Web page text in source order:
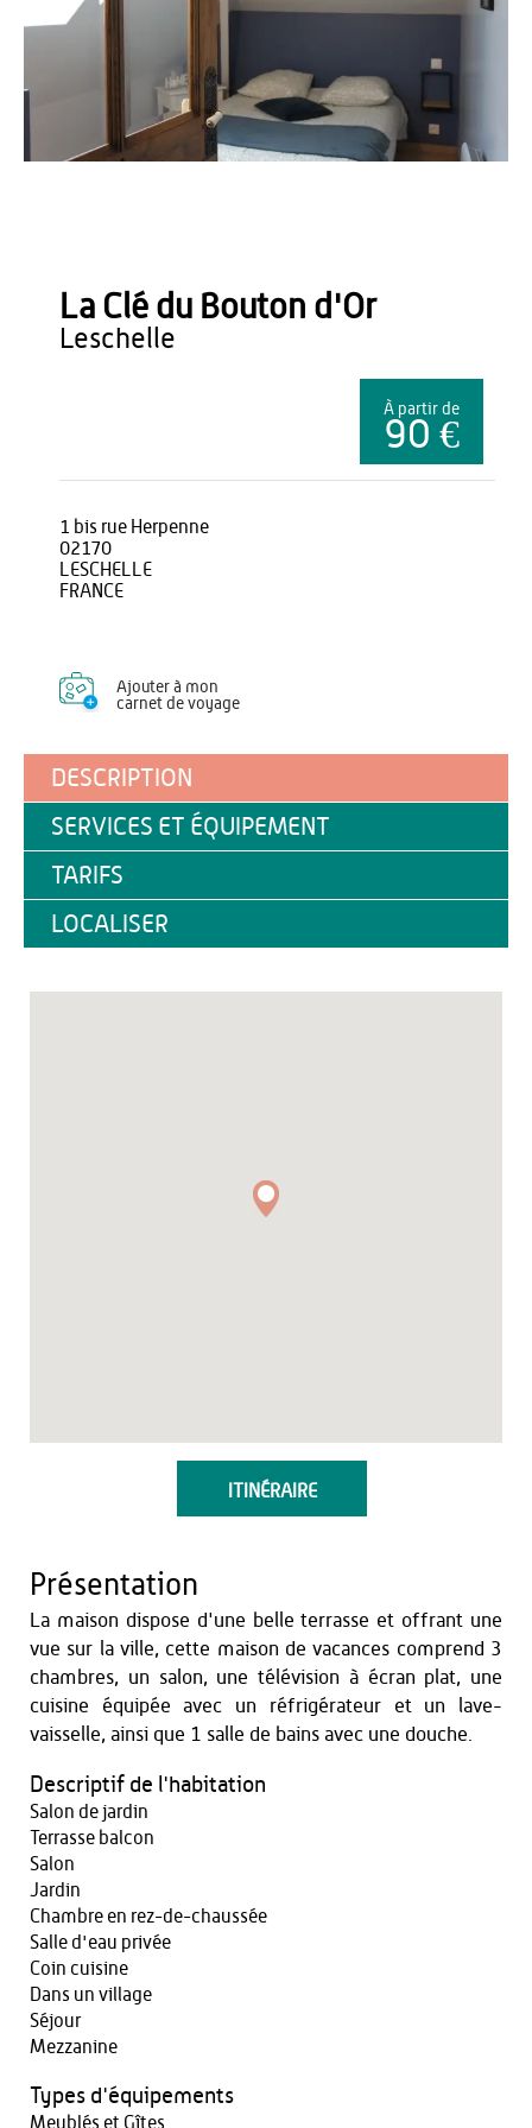
La Clé du Bouton d'Or
leschelle
À partir de
90 €
1 bis rue Herpenne
02170
LESCHELLE
FRANCE
Ajouter à mon
carnet de voyage
DESCRIPTION
SERVICES ET ÉQUIPEMENT
TARIFS
LOCALISER
ITINÉRAIRE
Présentation
La maison dispose d'une belle terrasse et offrant une
vue sur la ville, cette maison de vacances comprend 3
chambres, un salon, une télévision à écran plat, une
cuisine équipée avec un réfrigérateur et un lave-
vaisselle, ainsi que 1 salle de bains avec une douche.
Descriptif de l'habitation
Salon de jardin
Terrasse balcon
Salon
Jardin
Chambre en rez-de-chaussée
Salle d'eau privée
Coin cuisine
Dans un village
Séjour
Mezzanine
Types d'équipements
Meublés et Gîtes